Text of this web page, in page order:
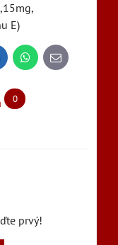
E)
WhatsApp
E-
mail
0
prvý!